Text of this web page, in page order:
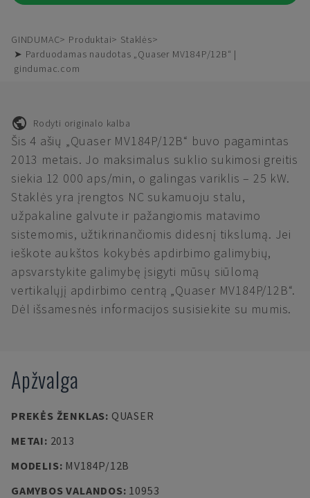
GINDUMAC Produktai
Staklės
➤ Parduodamas naudotas „Quaser MV184P/12B“ |
gindumac.com
Rodyti originalo kalba
Šis 4 ašių „Quaser MV184P/12B“ buvo pagamintas
2013 metais. Jo maksimalus suklio sukimosi greitis
siekia 12 000 aps/min, o galingas variklis – 25 kW.
Staklės yra įrengtos NC sukamuoju stalu,
užpakaline galvute ir pažangiomis matavimo
sistemomis, užtikrinančiomis didesnį tikslumą. Jei
ieškote aukštos kokybės apdirbimo galimybių,
apsvarstykite galimybę įsigyti mūsų siūlomą
vertikalųjį apdirbimo centrą „Quaser MV184P/12B“.
Dėl išsamesnės informacijos susisiekite su mumis.
Apžvalga
PREKĖS ŽENKLAS: QUASER
METAI: 2013
MODELIS: MV184P/12B
GAMYBOS VALANDOS: 10953